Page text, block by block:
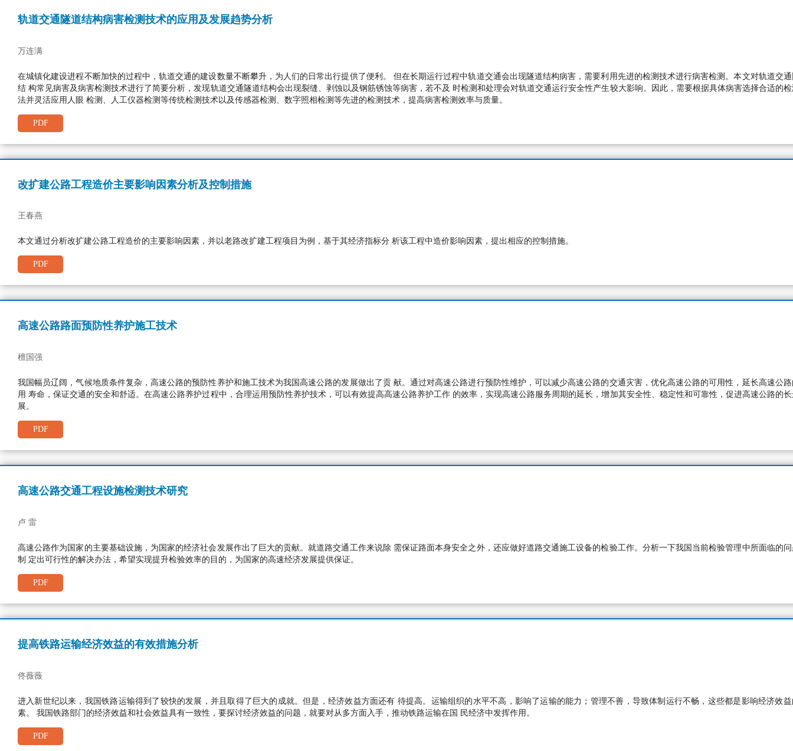
轨道交通隧道结构病害检测技术的应用及发展趋势分析
万连满
在城镇化建设进程不断加快的过程中，轨道交通的建设数量不断攀升，为人们的日常出行提供了便利。 但在长期运行过程中轨道交通会出现隧道结构病害，需要利用先进的检测技术进行病害检测。本文对轨道交
结 构常见病害及病害检测技术进行了简要分析，发现轨道交通隧道结构会出现裂缝、剥蚀以及钢筋锈蚀等病害，若不及 时检测和处理会对轨道交通运行安全性产生较大影响。因此，需要根据具体病害选择合适的
法并灵活应用人眼 检测、人工仪器检测等传统检测技术以及传感器检测、数字照相检测等先进的检测技术，提高病害检测效率与质量。
PDF
改扩建公路工程造价主要影响因素分析及控制措施
王春燕
本文通过分析改扩建公路工程造价的主要影响因素，并以老路改扩建工程项目为例，基于其经济指标分 析该工程中造价影响因素，提出相应的控制措施。
PDF
高速公路路面预防性养护施工技术
檀国强
我国幅员辽阔，气候地质条件复杂，高速公路的预防性养护和施工技术为我国高速公路的发展做出了贡 献。通过对高速公路进行预防性维护，可以减少高速公路的交通灾害，优化高速公路的可用性，延长高速公
用 寿命，保证交通的安全和舒适。在高速公路养护过程中，合理运用预防性养护技术，可以有效提高高速公路养护工作 的效率，实现高速公路服务周期的延长，增加其安全性、稳定性和可靠性，促进高速公路的
展。
PDF
高速公路交通工程设施检测技术研究
卢 雷
高速公路作为国家的主要基础设施，为国家的经济社会发展作出了巨大的贡献。就道路交通工作来说除 需保证路面本身安全之外，还应做好道路交通施工设备的检验工作。分析一下我国当前检验管理中所面临的
制 定出可行性的解决办法，希望实现提升检验效率的目的，为国家的高速经济发展提供保证。
PDF
提高铁路运输经济效益的有效措施分析
佟薇薇
进入新世纪以来，我国铁路运输得到了较快的发展，并且取得了巨大的成就。但是，经济效益方面还有 待提高。运输组织的水平不高，影响了运输的能力；管理不善，导致体制运行不畅，这些都是影响经济效
素。 我国铁路部门的经济效益和社会效益具有一致性，要探讨经济效益的问题，就要对从多方面入手，推动铁路运输在国 民经济中发挥作用。
PDF